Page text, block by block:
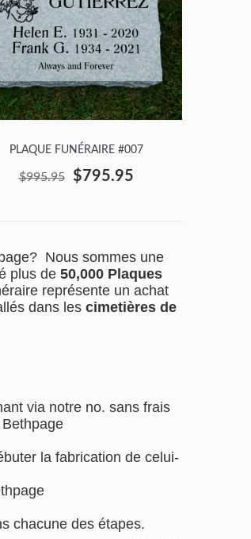
PLAQUE FUNÉRAIRE #007
$995.95 $795.95
Nous sommes une
plus de 50,000 Plaques
représente un achat
dans les cimetières de
via notre no. sans frais
la fabrication de celui-
chacune des étapes.